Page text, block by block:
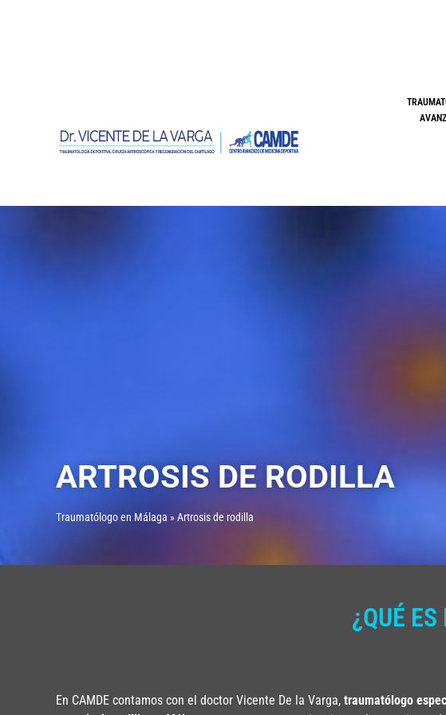
ARTROSIS DE RODILLA
Traumatólogo en Málaga »Artrosis de rodilla
¿QUÉ
En CAMDE contamos con el doctor Vicente De la Varga, traumatólogo